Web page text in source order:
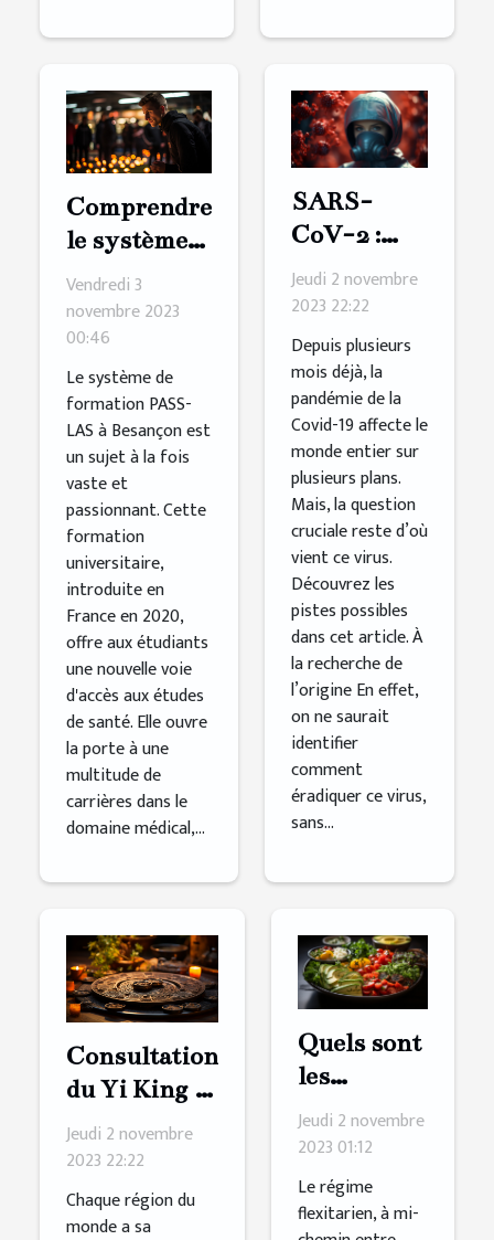
Comprendre
le système
de
formation
PASS-LAS
à Besançon
Vendredi 3
novembre 2023
00:46
Le système de
formation PASS-
LAS à Besançon est
un sujet à la fois
vaste et
passionnant. Cette
formation
universitaire,
introduite en
France en 2020,
offre aux étudiants
une nouvelle voie
d'accès aux études
de santé. Elle ouvre
la porte à une
multitude de
carrières dans le
domaine médical,...
SARS-
CoV-2 :
une lettre
pour
connaître
sa vraie
origine ?
Jeudi 2 novembre
2023 22:22
Depuis plusieurs
mois déjà, la
pandémie de la
Covid-19 affecte le
monde entier sur
plusieurs plans.
Mais, la question
cruciale reste d’où
vient ce virus.
Découvrez les
pistes possibles
dans cet article. À
la recherche de
l’origine En effet,
on ne saurait
identifier
comment
éradiquer ce virus,
sans...
Consultation
du Yi King :
comment s’y
prendre ?
Jeudi 2 novembre
2023 22:22
Chaque région du
monde a sa
Quels sont
les
avantages
à adopter
un régime
flexitarien
Jeudi 2 novembre
2023 01:12
Le régime
flexitarien, à mi-